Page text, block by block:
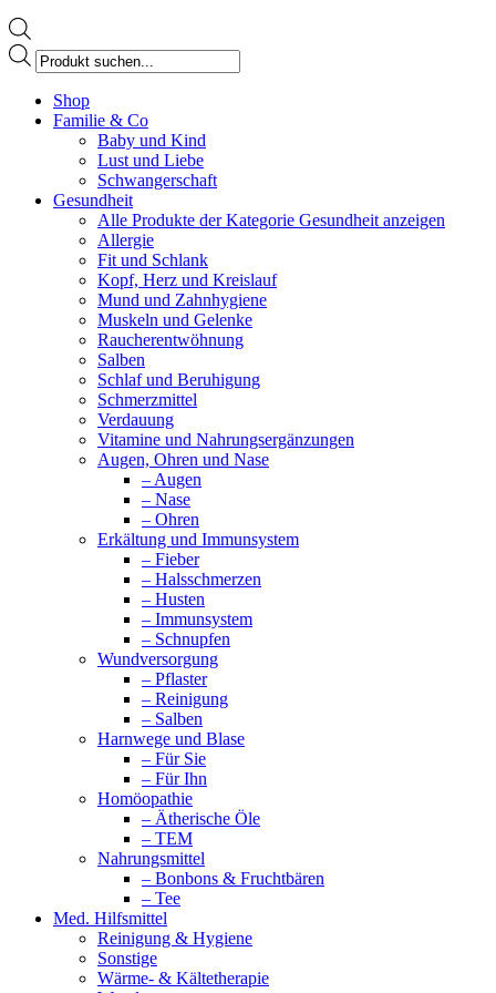
Products
search
page
opens
Shop
Familie & Co
Baby und Kind
Lust und Liebe
Schwangerschaft
Gesundheit
Alle Produkte der Kategorie Gesundheit anzeigen
Allergie
Fit und Schlank
Kopf, Herz und Kreislauf
Mund und Zahnhygiene
Muskeln und Gelenke
Raucherentwöhnung
Salben
Schlaf und Beruhigung
Schmerzmittel
Verdauung
Vitamine und Nahrungsergänzungen
Augen, Ohren und Nase
– Augen
– Nase
– Ohren
Erkältung und Immunsystem
– Fieber
– Halsschmerzen
– Husten
– Immunsystem
– Schnupfen
Wundversorgung
– Pflaster
– Reinigung
– Salben
Harnwege und Blase
– Für Sie
– Für Ihn
Homöopathie
– Ätherische Öle
– TEM
Nahrungsmittel
– Bonbons & Fruchtbären
– Tee
Med. Hilfsmittel
Reinigung & Hygiene
Sonstige
Wärme- & Kältetherapie